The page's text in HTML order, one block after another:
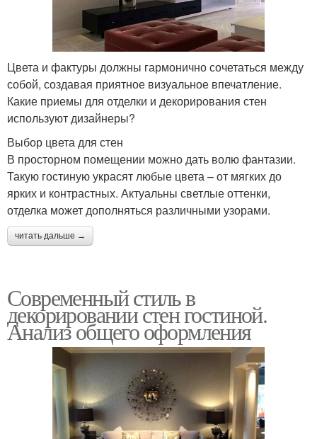
Цвета и фактуры должны гармонично сочетаться между
собой, создавая приятное визуальное впечатление.
Какие приемы для отделки и декорирования стен
используют дизайнеры?
Выбор цвета для стен
В просторном помещении можно дать волю фантазии.
Такую гостиную украсят любые цвета – от мягких до
ярких и контрастных. Актуальны светлые оттенки,
отделка может дополняться различными узорами.
читать дальше →
Современный стиль в
декорировании стен гостиной.
Анализ общего оформления